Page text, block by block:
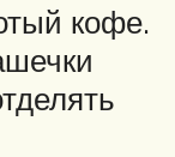
кофе.